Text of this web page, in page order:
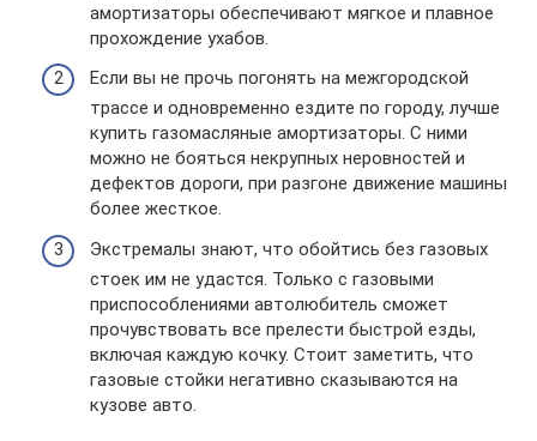
амортизаторы обеспечивают мягкое и плавное
прохождение ухабов.
Если вы не прочь погонять на межгородской
трассе и одновременно ездите по городу, лучше
купить газомасляные амортизаторы. С ними
можно не бояться некрупных неровностей и
дефектов дороги, при разгоне движение машины
более жесткое.
Экстремалы знают, что обойтись без газовых
стоек им не удастся. Только с газовыми
приспособлениями автолюбитель сможет
прочувствовать все прелести быстрой езды,
включая каждую кочку. Стоит заметить, что
газовые стойки негативно сказываются на
кузове авто.